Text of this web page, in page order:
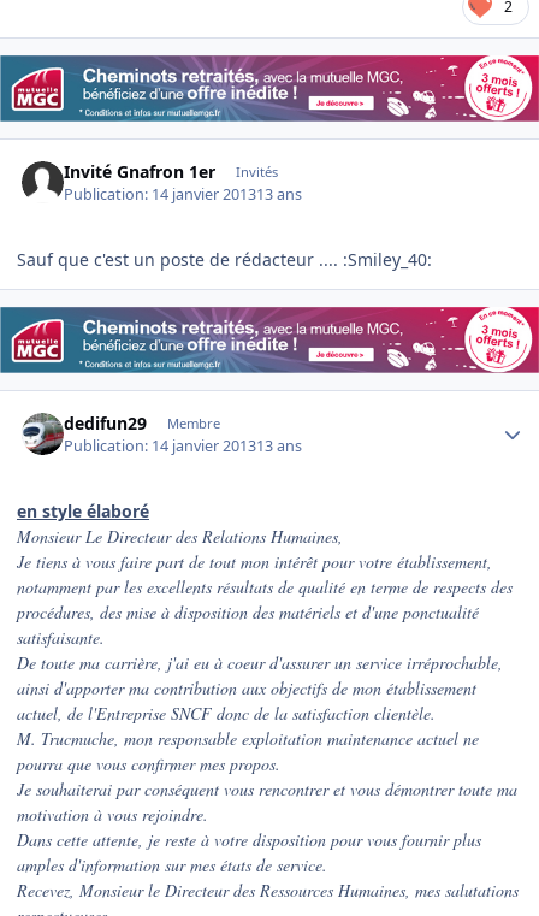
2
Invité Gnafron 1er Invités
Publication: 14 janvier 201313 ans
Sauf que c'est un poste de rédacteur .... :Smiley_40:
dedifun29 Membre
Publication: 14 janvier 201313 ans
en style élaboré
Monsieur Le Directeur des Relations Humaines,
Je tiens à vous faire part de tout mon intérêt pour votre établissement,
notamment par les excellents résultats de qualité en terme de respects des
procédures, des mise à disposition des matériels et d'une ponctualité
satisfaisante.
De toute ma carrière, j'ai eu à coeur d'assurer un service irréprochable,
ainsi d'apporter ma contribution aux objectifs de mon établissement
actuel, de l'Entreprise SNCF donc de la satisfaction clientèle.
M. Trucmuche, mon responsable exploitation maintenance actuel ne
pourra que vous confirmer mes propos.
Je souhaiterai par conséquent vous rencontrer et vous démontrer toute ma
motivation à vous rejoindre.
Dans cette attente, je reste à votre disposition pour vous fournir plus
amples d'information sur mes états de service.
Recevez, Monsieur le Directeur des Ressources Humaines, mes salutations